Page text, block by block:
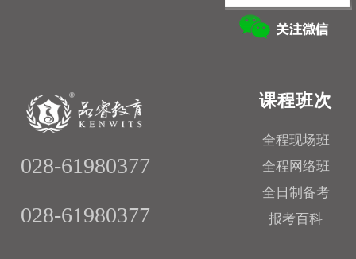
028-61980377
028-61980377
课程班次
全程现场班
全程网络班
全日制备考
报考百科